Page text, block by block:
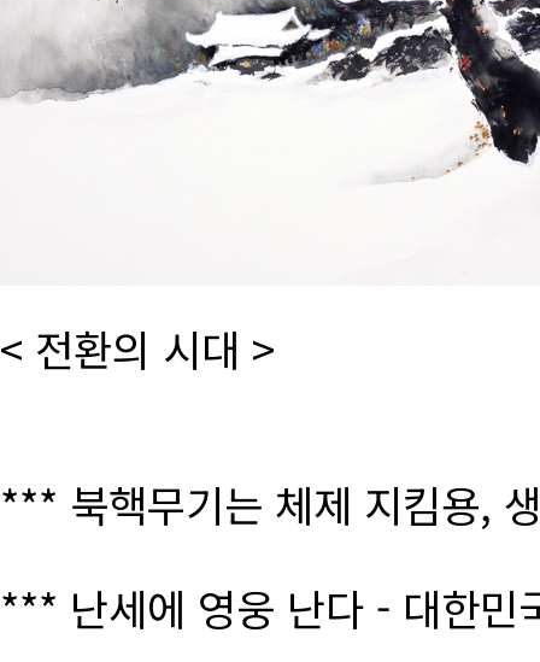
< 전환의 시대 >
*** 북핵무기는 체제 지킴용,
*** 난세에 영웅 난다 - 대한